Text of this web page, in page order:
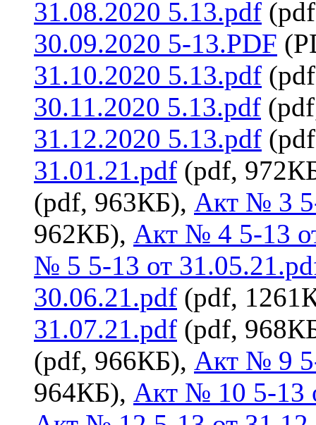
31.08.2020 5.13.pdf
30.09.2020 5-13.PDF
31.10.2020 5.13.pdf
30.11.2020 5.13.pdf
31.12.2020 5.13.pdf
31.01.21.pdf (pdf,
(pdf, 963КБ), Акт № 3
962КБ), Акт № 4 5-13
№ 5 5-13 от
30.06.21.pdf (pdf,
31.07.21.pdf (pdf,
(pdf, 966КБ), Акт № 9
964КБ), Акт № 10 5-13